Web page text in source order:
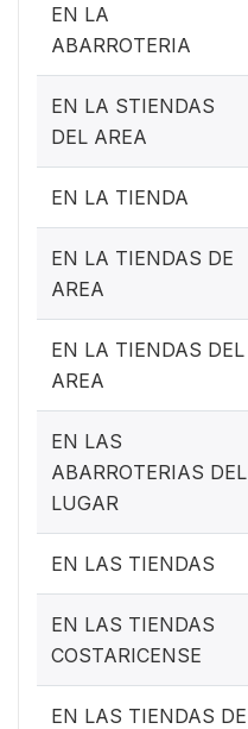
EN LA
ABARROTERIA
EN LA STIENDAS
DEL AREA
EN LA TIENDA
EN LA TIENDAS DE
AREA
EN LA TIENDAS DEL
AREA
EN LAS
ABARROTERIAS DEL
LUGAR
EN LAS TIENDAS
EN LAS TIENDAS
COSTARICENSE
EN LAS TIENDAS DE